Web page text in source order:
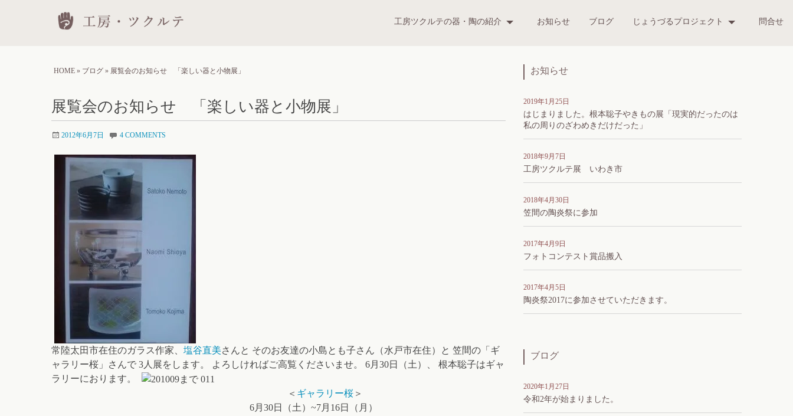
工房ツクルテの器・陶の紹介 お知らせ ブログ じょうづるプロジェクト 問合せ
HOME » ブログ » 展覧会のお知らせ 「楽しい器と小物展」
展覧会のお知らせ 「楽しい器と小物展」
2012年6月7日 4 COMMENTS
常陸太田市在住のガラス作家、 塩谷直美さんと そのお友達の小島とも子さん（水戸市在住）と 笠間の「ギ
ャラリー桜」さんで 3人展をします。 よろしければご高覧くださいませ。 6月30日（土）、 根本聡子はギャ
ラリーにおります。
＜ ギャラリー桜 ＞
6月30日（土）~7月16日（月）
お知らせ
2019年1月25日
はじまりました。根本聡子やきもの展「現実的だったのは
私の周りのざわめきだけだった」
2018年9月7日
工房ツクルテ展 いわき市
2018年4月30日
笠間の陶炎祭に参加
2017年4月9日
フォトコンテスト賞品搬入
2017年4月5日
陶炎祭2017に参加させていただきます。
ブログ
2020年1月27日
令和2年が始まりました。